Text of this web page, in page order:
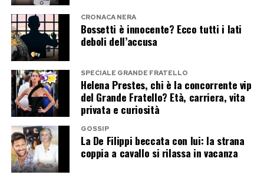
Il duetto promette di diventare uno dei
momenti più curiosi della trasmissione. Casalino
vestirà i panni di Zucchero, mentre Maria De
Filippi interpreterà Loredana Bertè. Un
accostamento che difficilmente sarebbe venuto
in mente anche al più fantasioso degli autori
televisivi: l’ex portavoce del premier e la regina
di Canale 5 trasformati in due icone della musica
italiana.
CRONACA NERA
Bossetti è innocente? Ecco tutti i lati
deboli dell’accusa
SPECIALE GRANDE FRATELLO
Helena Prestes, chi è la concorrente vip
del Grande Fratello? Età, carriera, vita
privata e curiosità
GOSSIP
La De Filippi beccata con lui: la strana
coppia a cavallo si rilassa in vacanza